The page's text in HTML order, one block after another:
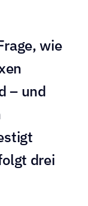
wie
– und
drei